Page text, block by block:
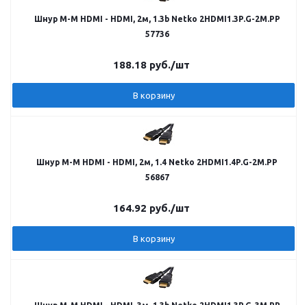
Шнур M-M HDMI - HDMI, 2м, 1.3b Netko 2HDMI1.3P.G-2M.PP
57736
188.18руб./шт
В корзину
Шнур M-M HDMI - HDMI, 2м, 1.4 Netko 2HDMI1.4P.G-2M.PP
56867
164.92 руб./шт
В корзину